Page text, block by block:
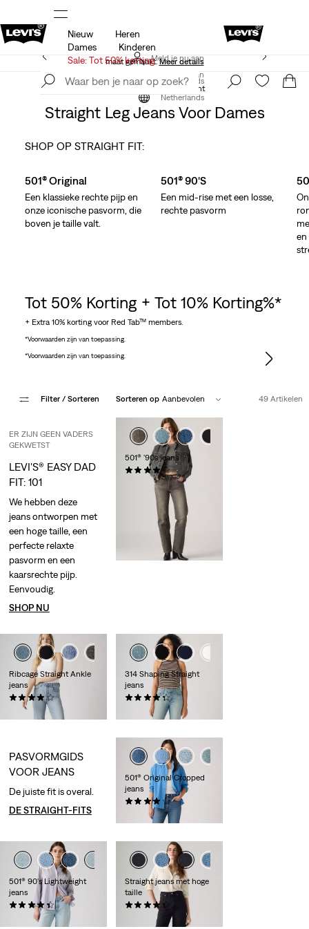
Sale: tot 50% + extra 10% korting*Meer details
Meld je nu aan
Netherlands
Nieuw
Heren
Dames
Kinderen
Sale: Tot 50% korting
Levi's App. Het beste van Levi’s®, speciaal voor jou op
maat gemaakt.Meer details
Meld je nu aan
Netherlands
Kleding Dames Straight
Straight Leg Jeans Voor Dames
SHOP OP STRAIGHT FIT:
501® Original
Een klassieke rechte pijp en
onze iconische pasvorm, die
boven je taille valt.
501® 90's
Een mid-rise met een losse,
rechte pasvorm
en
Tot 50% Korting + Tot 10% Korting%*
+ Extra 10% korting voor Red Tab™ members.
*Voorwaarden zijn van toepassing.
*Voorwaarden zijn van toepassing.
Filter / Sorteren Sorteren op Aanbevolen 49 Artikelen
501® '90s jeans
(540)
€ 119,95
+3
Ribcage Straight Ankle
jeans
(1659)
€ 119,95
314 Shaping Straight
jeans
(1139)
€ 89,95
501® Original Cropped
jeans
(301)
€ 119,95
501® 90's Lightweight
jeans
(74)
€ 119,95
Straight jeans met hoge
taille
(127)
ER ZIJN GEEN VADERS
GEKWETST
LEVI'S® EASY DAD
FIT: 101
We hebben deze
jeans ontworpen met
een hoge taille, een
perfecte relaxte
pasvorm en een
kaarsrechte pijp.
Eenvoudig.
SHOP NU
PASVORMGIDS
VOOR JEANS
De juiste fit is overal.
DE STRAIGHT-FITS